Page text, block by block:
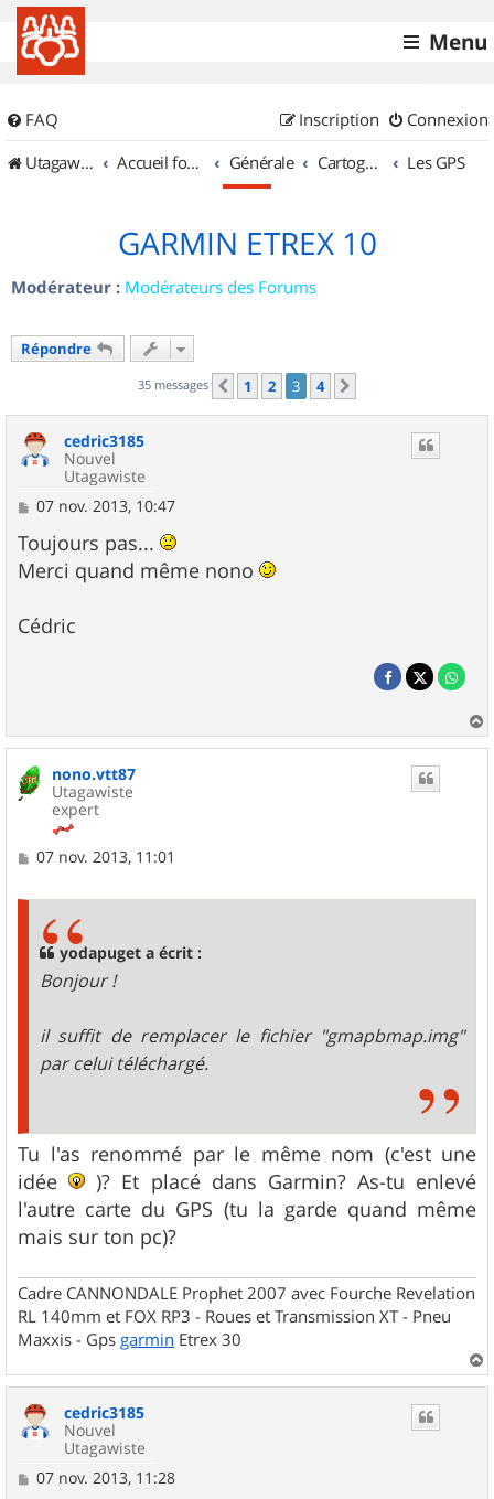
Menu
FAQ Connexion
Inscription
UtagawaVTT (Randos VTT et VTTAE avec traces GPS)
Accueil forum Générale Cartographie et GPS Les GPS
GARMIN ETREX 10
Modérateur : Modérateurs des Forums
Répondre
35 messages Précédent
1 2 3 4
cedric3185
Nouvel
Utagawiste
M
s
s
a
07 nov. 2013, 10:47
Toujours pas...
Merci quand même nono
Cédric
a
nono.vtt87
Utagawiste
expert
M
07 nov. 2013, 11:01
yodapuget a écrit :
Bonjour !
il suffit de remplacer le fichier "gmapbmap.img"
par celui téléchargé.
Tu l'as renommé par le même nom (c'est une
idée
)? Et placé dans Garmin? As-tu enlevé
l'autre carte du GPS (tu la garde quand même
mais sur ton pc)?
Cadre CANNONDALE Prophet 2007 avec Fourche Revelation
RL 140mm et FOX RP3 - Roues et Transmission XT - Pneu
Maxxis - Gps garmin Etrex 30
a
cedric3185
Nouvel
Utagawiste
M
07 nov. 2013, 11:28